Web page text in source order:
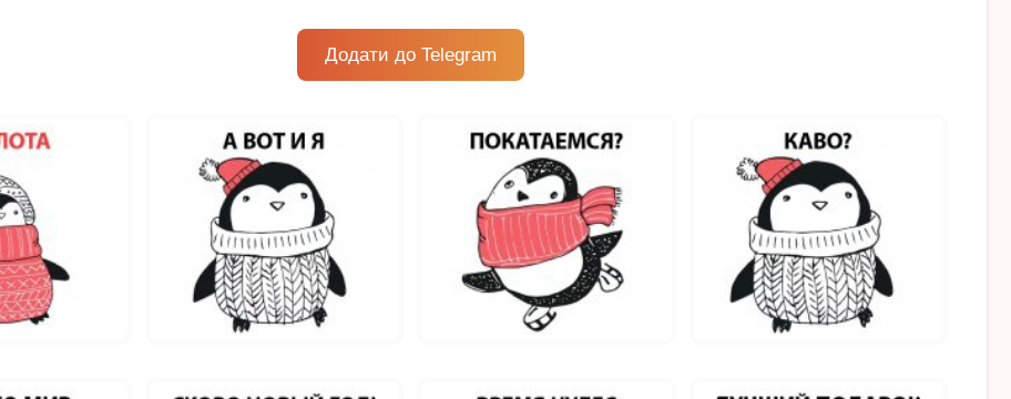
Додати до Telegram